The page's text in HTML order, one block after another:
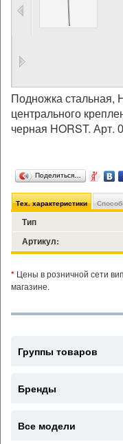
Подножка стальная,
центрального
черная HORST. Арт.
Поделиться…
Тех. характеристики
Тип
Артикул:
* Цены в розничной сети
магазине.
Группы товаров
Бренды
Все модели